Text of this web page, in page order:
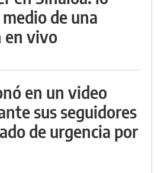
de una
en vivo
en un video
sus seguidores
de urgencia por